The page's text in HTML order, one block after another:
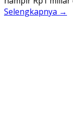
Selengkapnya →